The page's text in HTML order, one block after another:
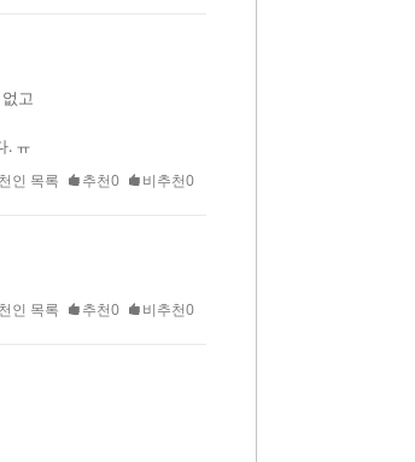
고
. ㅠ
인 목록 추천0 비추천0
인 목록 추천0 비추천0